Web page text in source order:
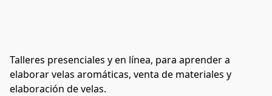
Talleres presenciales y en línea, para aprender a
elaborar velas aromáticas, venta de materiales y
elaboración de velas.